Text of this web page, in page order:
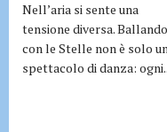
Nell’aria si sente una
tensione diversa. Ballando
con le Stelle non è solo
spettacolo di danza: